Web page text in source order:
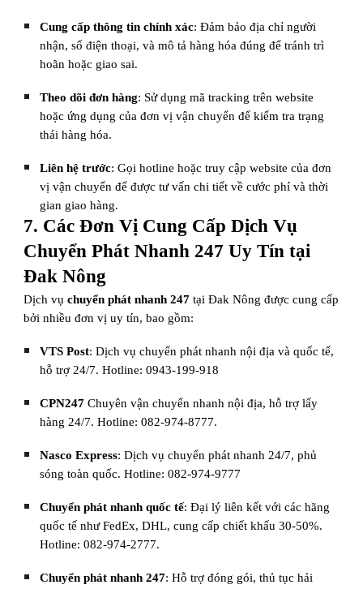
Cung cấp thông tin chính xác: Đảm bảo địa chỉ người
nhận, số điện thoại, và mô tả hàng hóa đúng để tránh trì
hoãn hoặc giao sai.
Theo dõi đơn hàng: Sử dụng mã tracking trên website
hoặc ứng dụng của đơn vị vận chuyển để kiểm tra trạng
thái hàng hóa.
Liên hệ trước: Gọi hotline hoặc truy cập website của đơn
vị vận chuyển để được tư vấn chi tiết về cước phí và thời
gian giao hàng.
7. Các Đơn Vị Cung Cấp Dịch Vụ
Chuyển Phát Nhanh 247 Uy Tín tại
Đak Nông
Dịch vụchuyển phát nhanh 247 tại Đak Nông được cung cấp
bởi nhiều đơn vị uy tín, bao gồm:
VTS Post: Dịch vụ chuyển phát nhanh nội địa và quốc tế,
hỗ trợ 24/7. Hotline: 0943-199-918
CPN247 Chuyên vận chuyển nhanh nội địa, hỗ trợ lấy
hàng 24/7. Hotline: 082-974-8777.
Nasco Express: Dịch vụ chuyển phát nhanh 24/7, phủ
sóng toàn quốc. Hotline: 082-974-9777
Chuyển phát nhanh quốc tế: Đại lý liên kết với các hãng
quốc tế như FedEx, DHL, cung cấp chiết khấu 30-50%.
Hotline: 082-974-2777.
Chuyển phát nhanh 247: Hỗ trợ đóng gói, thủ tục hải